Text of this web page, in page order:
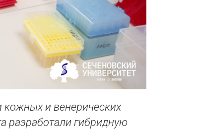
и венерических
разработали гибридную